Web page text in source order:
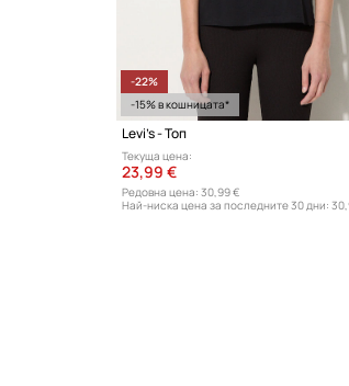
-22%
-15% в кошницата*
Levi's - Топ
Текуща цена:
23,99 €
Редовна цена: 30,99 €
Най-ниска цена за последните 30 дни: